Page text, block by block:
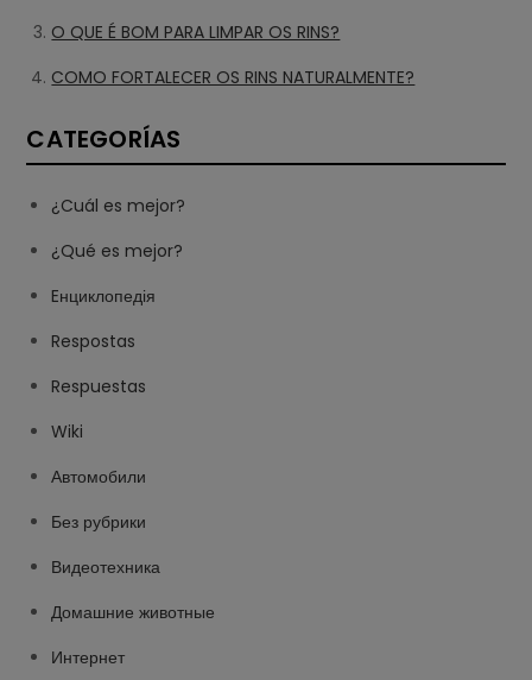
O QUE É BOM PARA LIMPAR OS RINS?
COMO FORTALECER OS RINS NATURALMENTE?
CATEGORÍAS
¿Cuál es mejor?
¿Qué es mejor?
Eнциклопедія
Respostas
Respuestas
Wiki
Автомобили
Без рубрики
Видеотехника
Домашние животные
Интернет